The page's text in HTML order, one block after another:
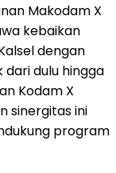
Makodam X
kebaikan
dengan
dulu hingga
Kodam X
sinergitas ini
program